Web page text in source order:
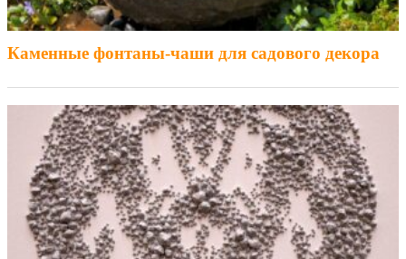
Каменные фонтаны-чаши для садового декора